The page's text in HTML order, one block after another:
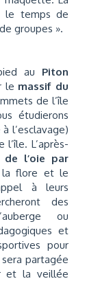
le temps de
groupes ».
au Piton
le massif du
de l’île
étudierons
l’esclavage)
L’après-
de l’oie par
la flore et le
à leurs
des
ou
et
pour
partagée
et la veillée